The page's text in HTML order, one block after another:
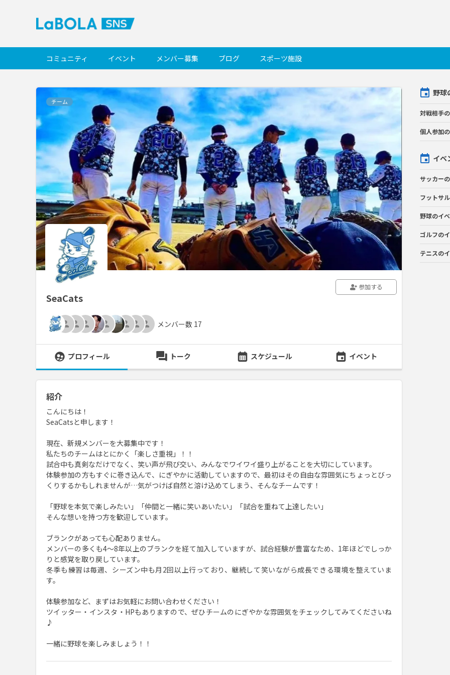
コミュニティ イベント メンバー募集 ブログ スポーツ施設
チーム
SeaCats
参加する
メンバー数 17
プロフィール トーク スケジュール イベント
紹介
こんにちは！
SeaCatsと申します！
現在、新規メンバーを大募集中です！
私たちのチームはとにかく「楽しさ重視」！！
試合中も真剣なだけでなく、笑い声が飛び交い、みんなでワイワイ盛り上がることを大切にしています。
体験参加の方もすぐに巻き込んで、にぎやかに活動していますので、最初はその自由な雰囲気にちょっとびっ
くりするかもしれませんが…気がつけば自然と溶け込めてしまう、そんなチームです！
「野球を本気で楽しみたい」「仲間と一緒に笑いあいたい」「試合を重ねて上達したい」
そんな想いを持つ方を歓迎しています。
ブランクがあっても心配ありません。
メンバーの多くも4～8年以上のブランクを経て加入していますが、試合経験が豊富なため、1年ほどでしっか
りと感覚を取り戻しています。
冬季も練習は毎週、シーズン中も月2回以上行っており、継続して笑いながら成長できる環境を整えていま
す。
体験参加など、まずはお気軽にお問い合わせください！
ツイッター・インスタ・HPもありますので、ぜひチームのにぎやかな雰囲気をチェックしてみてくださいね
♪
一緒に野球を楽しみましょう！！
野球
対戦相手
個人参加
イベ
サッカー
フットサ
野球のイ
ゴルフの
テニスの